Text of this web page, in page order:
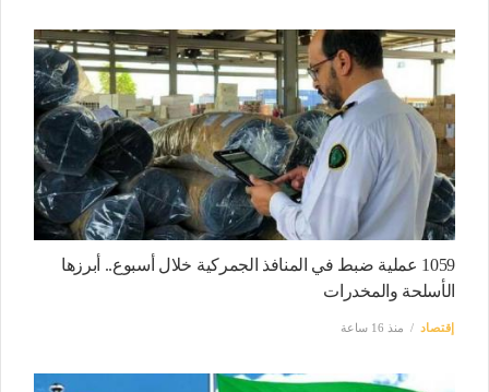
1059 عملية ضبط في المنافذ الجمركية خلال أسبوع.. أبرزها
الأسلحة والمخدرات
إقتصاد منذ 16 ساعة